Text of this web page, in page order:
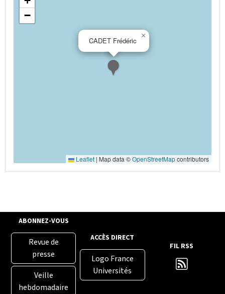
CADET Frédéric
×
−
Leaflet | Map data ©OpenStreetMapcontributors
ABONNEZ-VOUS
Revue de
presse
Veille
hebdomadaire
ACCÈS DIRECT
Logo France
Universités
FIL RSS